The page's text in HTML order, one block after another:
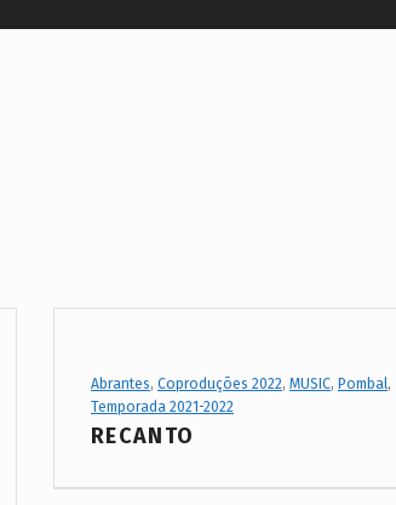
Project Category:
Abrantes, Coproduções 2022, MUSIC, Pombal,
Temporada 2021-2022
RECANTO